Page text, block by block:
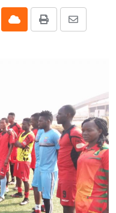
Cloud Print
Share